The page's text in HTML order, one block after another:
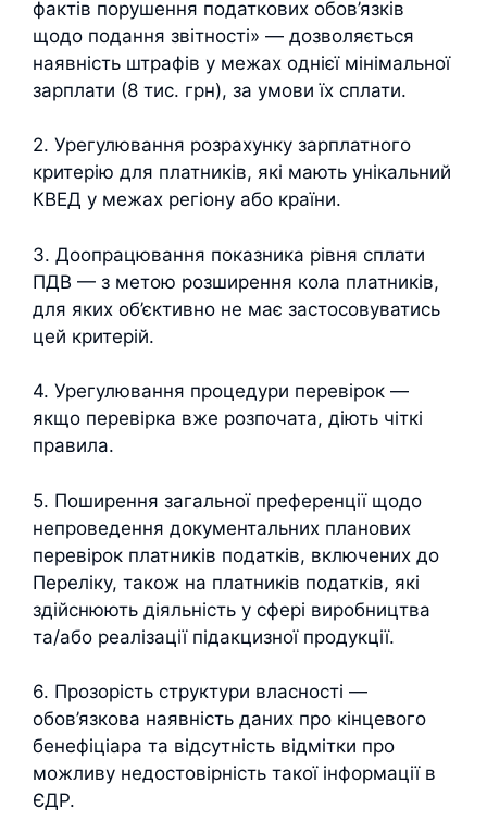
фактів порушення податкових обов’язків
щодо подання звітності» — дозволяється
наявність штрафів у межах однієї мінімальної
зарплати (8 тис. грн), за умови їх сплати.
2. Урегулювання розрахунку зарплатного
критерію для платників, які мають унікальний
КВЕД у межах регіону або країни.
3. Доопрацювання показника рівня сплати
ПДВ — з метою розширення кола платників,
для яких об’єктивно не має застосовуватись
цей критерій.
4. Урегулювання процедури перевірок —
якщо перевірка вже розпочата, діють чіткі
правила.
5. Поширення загальної преференції щодо
непроведення документальних планових
перевірок платників податків, включених до
Переліку, також на платників податків, які
здійснюють діяльність у сфері виробництва
та/або реалізації підакцизної продукції.
6. Прозорість структури власності —
обов’язкова наявність даних про кінцевого
бенефіціара та відсутність відмітки про
можливу недостовірність такої інформації в
ЄДР.